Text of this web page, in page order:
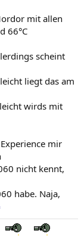
mit allen
66°C
scheint
liegt das am
wirds mit
mir
nicht kennt,
habe. Naja,